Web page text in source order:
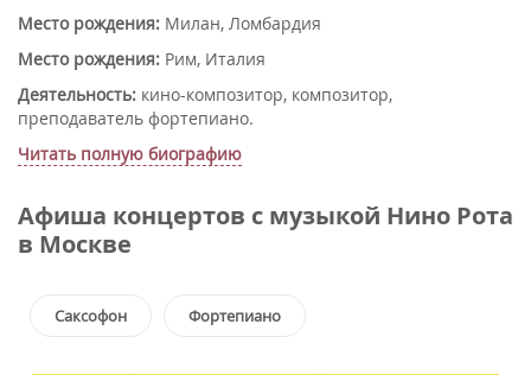
Место рождения: Милан, Ломбардия
Место рождения: Рим, Италия
Деятельность: кино-композитор, композитор,
преподаватель фортепиано.
Читать полную биографию
Афиша концертов с музыкой Нино Рота
в Москве
Саксофон Фортепиано